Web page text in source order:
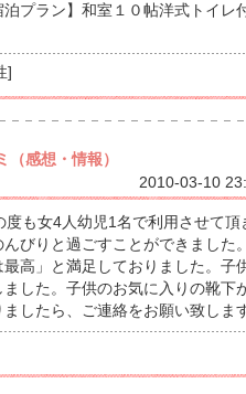
プラン】和室１０帖洋式トイレ
]
（感想・情報）
2010-03-10
も女4人幼児1名で利用させて頂
びりと過ごすことができました
高」と満足しておりました。子
した。子供のお気に入りの靴下
したら、ご連絡をお願い致しま